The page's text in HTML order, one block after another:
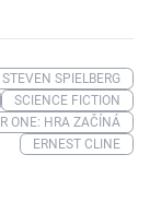
STEVEN SPIELBERG
SCIENCE FICTION
ONE: HRA ZAČÍNÁ
ERNEST CLINE